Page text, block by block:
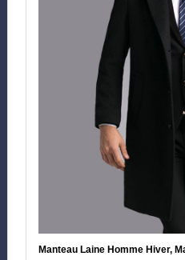
Manteau Laine Homme Hiver,